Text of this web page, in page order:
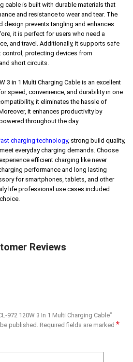
cable is built with durable materials that
and resistance to wear and tear. The
design prevents tangling and enhances
it is perfect for users who need a
and travel. Additionally, it supports safe
control, protecting devices from
short circuits.
3 in 1 Multi Charging Cable is an excellent
speed, convenience, and durability in one
it eliminates the hassle of
it enhances productivity by
throughout the day.
charging technology, strong build quality,
everyday charging demands. Choose
efficient charging like never
performance and long lasting
for smartphones, tablets, and other
life professional use cases included
Reviews
972 120W 3 In 1 Multi Charging Cable”
published. Required fields are marked *